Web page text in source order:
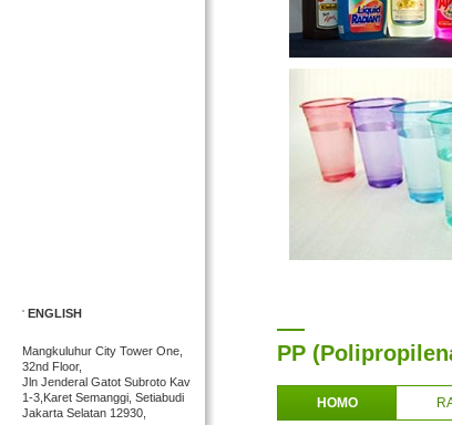
PP
HOMO
ENGLISH
Mangkuluhur City Tower One,
32nd Floor,
Jln Jenderal Gatot Subroto Kav
1-3,Karet Semanggi, Setiabudi
Jakarta Selatan 12930,